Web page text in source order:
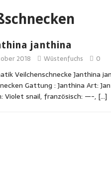
janthina
2018 Wüstenfuchs 0
Veilchenschnecke Janthina
Gattung : Janthina Art:
Violet snail, französisch: —-, […]